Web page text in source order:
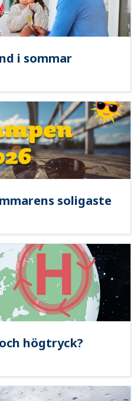
i sommar
soligaste
högtryck?